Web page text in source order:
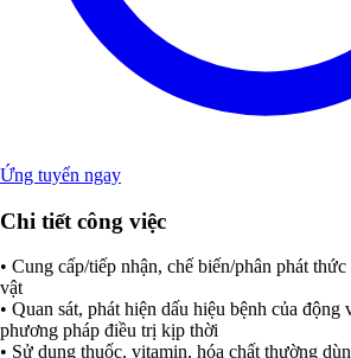
Ứng tuyển ngay
Chi tiết công việc
• Cung cấp/tiếp nhận, chế biến/phân phát
vật
• Quan sát, phát hiện dấu hiệu bệnh của động
phương pháp điều trị kịp thời
• Sử dụng thuốc, vitamin, hóa chất thường